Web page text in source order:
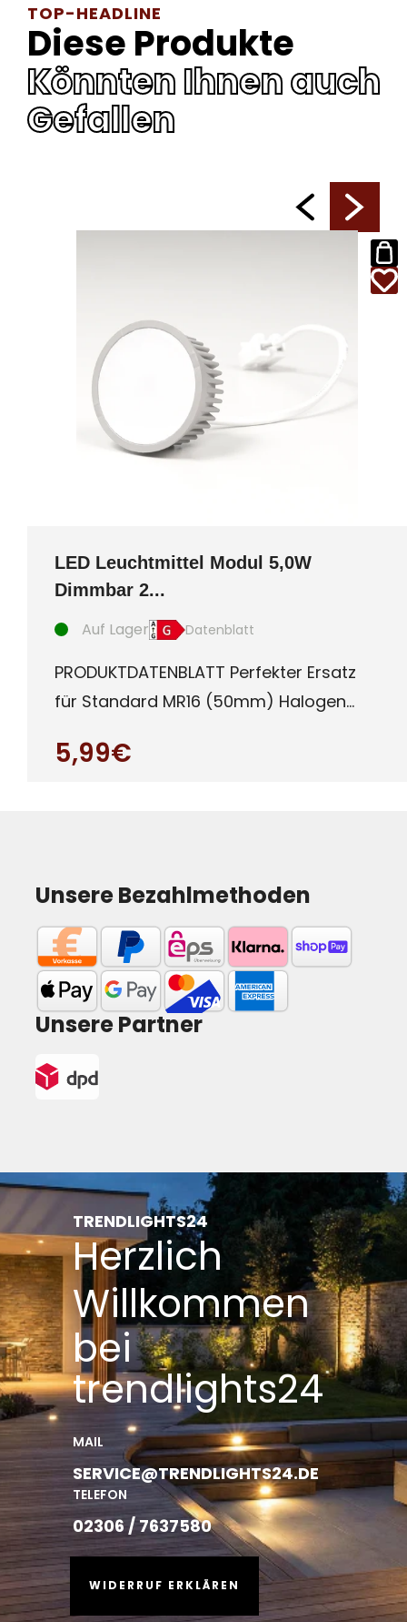
TOP-HEADLINE
Diese Produkte
Könnten Ihnen auch
Gefallen
LED Leuchtmittel Modul 5,0W
Dimmbar 2...
Auf Lager Datenblatt
PRODUKTDATENBLATT Perfekter Ersatz
für Standard MR16 (50mm) Halogen
5,99€
Unsere Bezahlmethoden
Unsere Partner
TRENDLIGHTS24
Herzlich
Willkommen
bei
trendlights24
MAIL
SERVICE@TRENDLIGHTS24.DE
TELEFON
02306 / 7637580
WIDERRUF ERKLÄREN